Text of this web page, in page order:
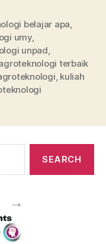
belajar apa
umy,
unpad
terbaik
kuliah